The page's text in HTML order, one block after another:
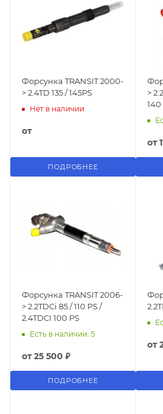
Форсунка TRANSIT 2000-
> 2.4TD 135 / 145PS
Нет в наличии
от
ПОДРОБНЕЕ
>
140
от
Форсунка TRANSIT 2006-
> 2.2TDCi 85 / 110 PS /
2.4TDCI 100 PS
Есть в наличии: 5
от25 500 ₽
ПОДРОБНЕЕ
от